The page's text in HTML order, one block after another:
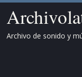
Archivo de sonido y